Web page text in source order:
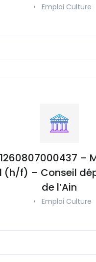
• Emploi Culture
–
(h/f) – Conseil
de l’Ain
• Emploi Culture